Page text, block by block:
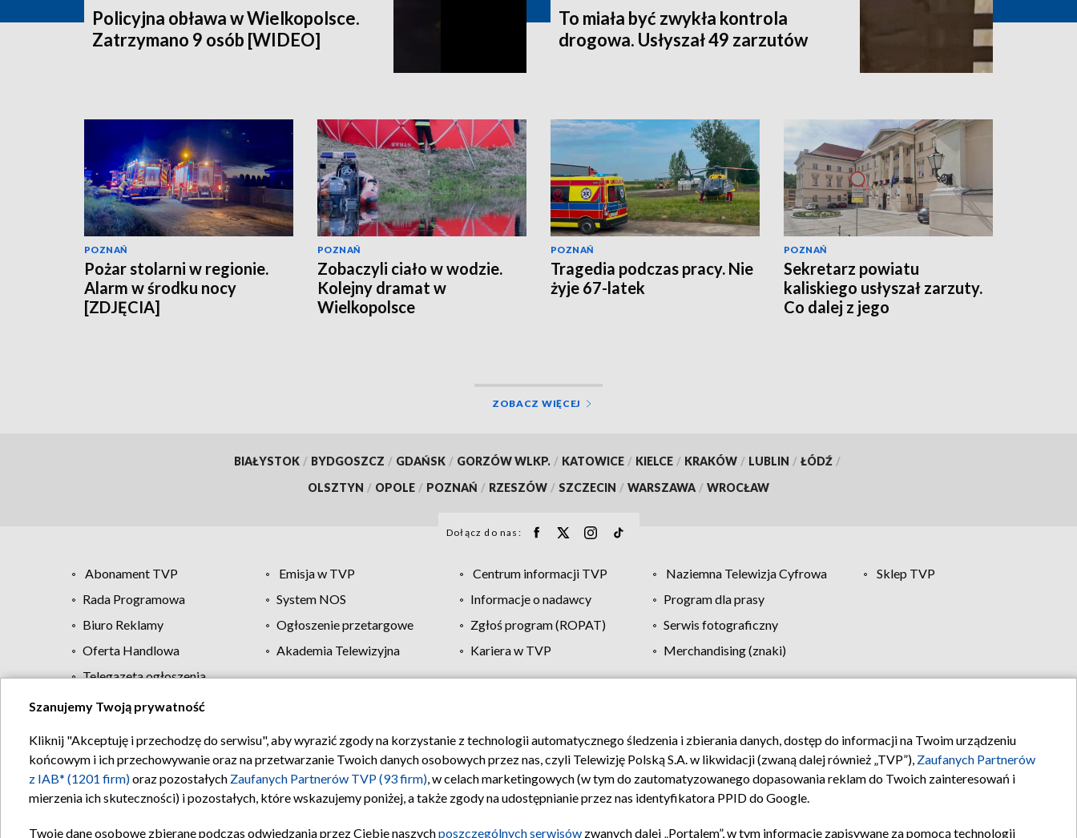
Policyjna obława w Wielkopolsce.
Zatrzymano 9 osób [WIDEO]
To miała być zwykła kontrola
drogowa. Usłyszał 49 zarzutów
POZNAŃ
Pożar stolarni w regionie.
Alarm w środku nocy
[ZDJĘCIA]
POZNAŃ
Zobaczyli ciało w wodzie.
Kolejny dramat w
Wielkopolsce
POZNAŃ
Tragedia podczas pracy. Nie
żyje 67-latek
POZNAŃ
Sekretarz powiatu
kaliskiego usłyszał zarzuty.
Co dalej z jego
ZOBACZ WIĘCEJ
BIAŁYSTOK / BYDGOSZCZ / GDAŃSK / GORZÓW WLKP. / KATOWICE / KIELCE / KRAKÓW / LUBLIN / ŁÓDŹ /
OLSZTYN / OPOLE / POZNAŃ / RZESZÓW / SZCZECIN / WARSZAWA / WROCŁAW
Dołącz do nas:
Abonament TVP Emisja w TVP Centrum informacji TVP Naziemna Telewizja Cyfrowa
Sklep TVP
Rada Programowa
System NOS Informacje o nadawcy
Program dla prasy
Biuro Reklamy
Ogłoszenie przetargowe Zgłoś program (ROPAT)
Serwis fotograficzny
Oferta Handlowa
Akademia Telewizyjna Kariera w TVP
Merchandising (znaki)
Telegazeta ogłoszenia
Regulamin TVP Polityka prywatności Moje zgody Pomoc Biuro reklamy Kontakt
Szanujemy Twoją prywatność
Kliknij "Akceptuję i przechodzę do serwisu", aby wyrazić zgody na korzystanie z technologii automatycznego śledzenia i zbierania danych, dostęp do informacji na Twoim urządzeniu
końcowym i ich przechowywanie oraz na przetwarzanie Twoich danych osobowych przez nas, czyli Telewizję Polską S.A. w likwidacji (zwaną dalej również „TVP”), Zaufanych Partnerów
z IAB* (1201 firm)oraz pozostałych Zaufanych Partnerów TVP (93 firm), w celach marketingowych (w tym do zautomatyzowanego dopasowania reklam do Twoich zainteresowań i
mierzenia ich skuteczności) i pozostałych, które wskazujemy poniżej, a także zgody na udostępnianie przez nas identyfikatora PPID do Google.
Twoje dane osobowe zbierane podczas odwiedzania przez Ciebie naszychposzczególnych serwisów zwanych dalej „Portalem”, w tym informacje zapisywane za pomocą technologii